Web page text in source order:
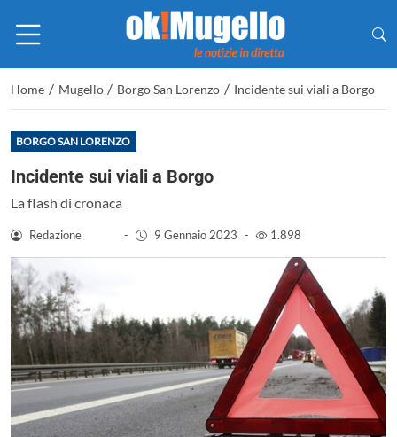
Home / Mugello / Borgo San Lorenzo / Incidente sui viali a Borgo
BORGO SAN LORENZO
Incidente sui viali a Borgo
La flash di cronaca
Redazione - 9 Gennaio 2023 - 1.898